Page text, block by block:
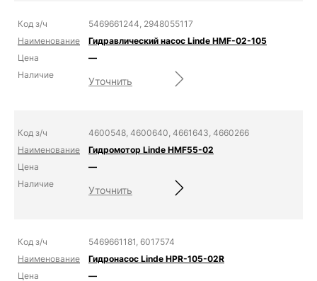
5469661244, 2948055117
Гидравлический насос Linde HMF-02-105
—
Уточнить
4600548, 4600640, 4661643, 4660266
Гидромотор Linde HMF55-02
—
Уточнить
5469661181, 6017574
Гидронасос Linde HPR-105-02R
—